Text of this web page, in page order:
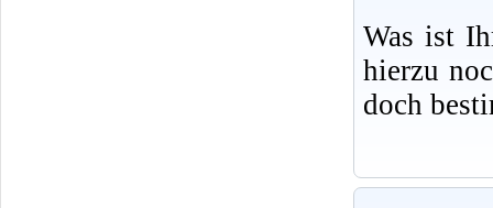
Was ist
hierzu
doch